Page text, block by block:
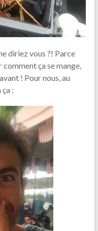
diriez vous ?! Parce
ça se mange,
! Pour nous, au
: